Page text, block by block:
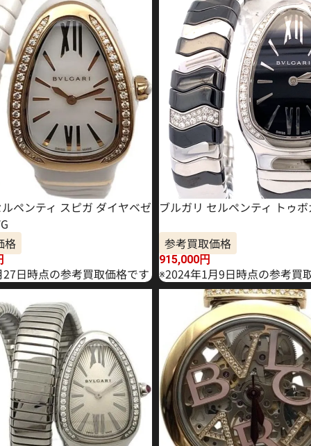
ペンティ スピガ ダイヤベゼ
格
日時点の参考買取価格です
ブルガリ セルペンティ トゥ
参考買取価格
915,000円
※2024年1月9日時点の参考買